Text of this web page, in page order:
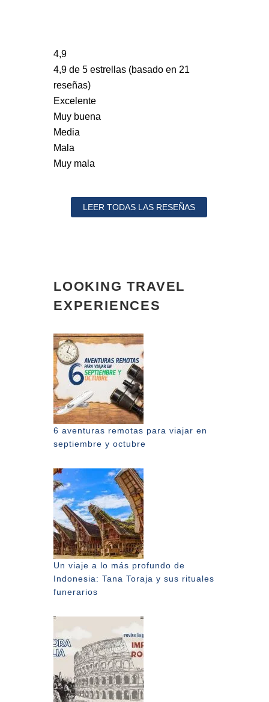
4,9
4,9 de 5 estrellas (basado en 21
reseñas)
Excelente
Muy buena
Media
Mala
Muy mala
LEER TODAS LAS RESEÑAS
LOOKING TRAVEL
EXPERIENCES
6 aventuras remotas para viajar en
septiembre y octubre
Un viaje a lo más profundo de
Indonesia: Tana Toraja y sus rituales
funerarios